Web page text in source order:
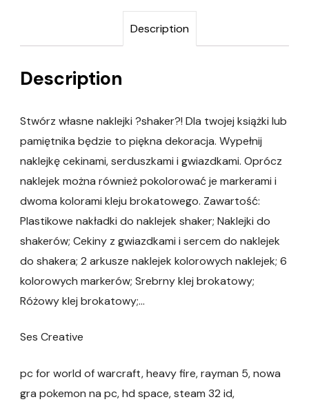
Description
Description
Stwórz własne naklejki ?shaker?! Dla twojej książki lub
pamiętnika będzie to piękna dekoracja. Wypełnij
naklejkę cekinami, serduszkami i gwiazdkami. Oprócz
naklejek można również pokolorować je markerami i
dwoma kolorami kleju brokatowego. Zawartość:
Plastikowe nakładki do naklejek shaker; Naklejki do
shakerów; Cekiny z gwiazdkami i sercem do naklejek
do shakera; 2 arkusze naklejek kolorowych naklejek; 6
kolorowych markerów; Srebrny klej brokatowy;
Różowy klej brokatowy;…
Ses Creative
pc for world of warcraft, heavy fire, rayman 5, nowa
gra pokemon na pc, hd space, steam 32 id,